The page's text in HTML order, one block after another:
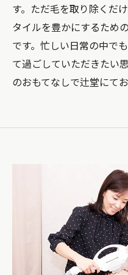
す。ただ毛を取り除くだ
タイルを豊かにするため
です。忙しい日常の中で
て過ごしていただきたい
のおもてなしで辻堂にて